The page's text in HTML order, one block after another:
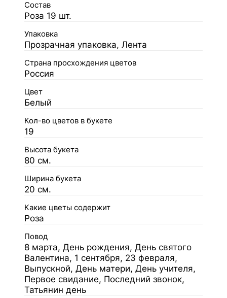
Состав
Роза 19 шт.
Упаковка
Прозрачная упаковка, Лента
Страна просхождения цветов
Россия
Цвет
Белый
Кол-во цветов в букете
19
Высота букета
80 см.
Ширина букета
20 см.
Какие цветы содержит
Роза
Повод
8 марта, День рождения, День святого
Валентина, 1 сентября, 23 февраля,
Выпускной, День матери, День учителя,
Первое свидание, Последний звонок,
Татьянин день